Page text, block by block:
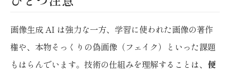
画像生成 AI は強力な一方、学習に使われた画像の著作
権や、本物そっくりの偽画像（フェイク）といった課題
もはらんでいます。技術の仕組みを理解することは、 便